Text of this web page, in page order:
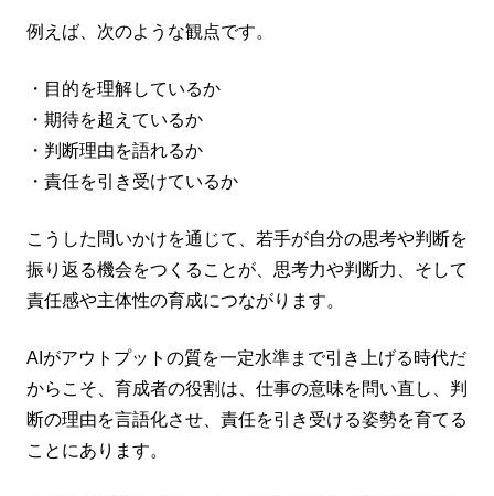
例えば、次のような観点です。
・目的を理解しているか
・期待を超えているか
・判断理由を語れるか
・責任を引き受けているか
こうした問いかけを通じて、若手が自分の思考や判断を
振り返る機会をつくることが、思考力や判断力、そして
責任感や主体性の育成につながります。
AIがアウトプットの質を一定水準まで引き上げる時代だ
からこそ、育成者の役割は、仕事の意味を問い直し、判
断の理由を言語化させ、責任を引き受ける姿勢を育てる
ことにあります。